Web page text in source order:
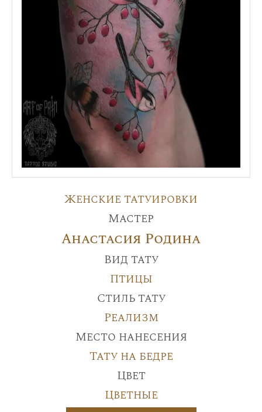
Женские татуировки
Мастер
Анастасия Родина
Вид тату
Птицы
Стиль тату
Реализм
Место нанесения
Тату на бедре
Цвет
Цветные